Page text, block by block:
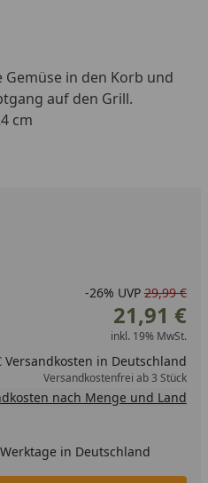
in den Korb und
auf den Grill.
cm
verringern
manuell eingeben
um eins erhöhen
-26% UVP 29,99 €
21,91 €
inkl. 19% MwSt.
Versandkosten in Deutschland
Versandkostenfrei ab 3 Stück
nach Menge und Land
in Deutschland